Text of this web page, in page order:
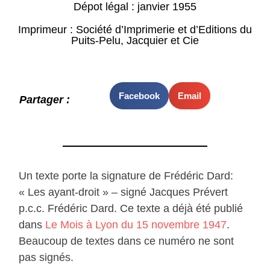
Dépot légal : janvier 1955
Imprimeur : Société d’Imprimerie et d’Editions du
Puits-Pelu, Jacquier et Cie
Partager : Facebook Email
Un texte porte la signature de Frédéric Dard:
« Les ayant-droit » – signé Jacques Prévert
p.c.c. Frédéric Dard. Ce texte a déjà été publié
dans Le Mois à Lyon du 15 novembre 1947.
Beaucoup de textes dans ce numéro ne sont
pas signés.